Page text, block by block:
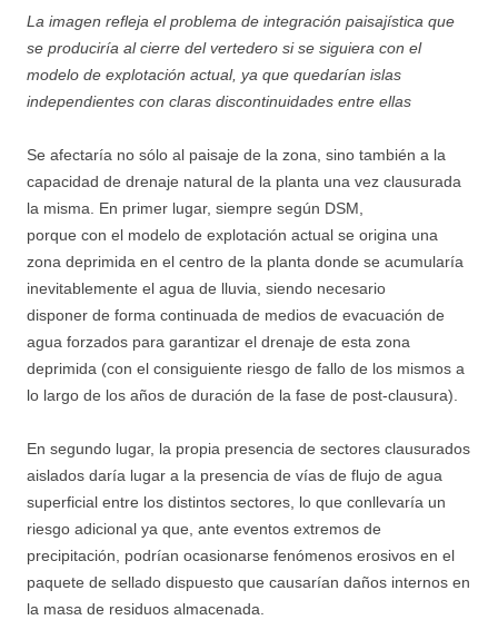
La imagen refleja el problema de integración paisajística que
se produciría al cierre del vertedero si se siguiera con el
modelo de explotación actual, ya que quedarían islas
independientes con claras discontinuidades entre ellas
Se afectaría no sólo al paisaje de la zona, sino también a la
capacidad de drenaje natural de la planta una vez clausurada
la misma. En primer lugar, siempre según DSM,
porque con el modelo de explotación actual se origina una
zona deprimida en el centro de la planta donde se acumularía
inevitablemente el agua de lluvia, siendo necesario
disponer de forma continuada de medios de evacuación de
agua forzados para garantizar el drenaje de esta zona
deprimida (con el consiguiente riesgo de fallo de los mismos a
lo largo de los años de duración de la fase de post-clausura).
En segundo lugar, la propia presencia de sectores clausurados
aislados daría lugar a la presencia de vías de flujo de agua
superficial entre los distintos sectores, lo que conllevaría un
riesgo adicional ya que, ante eventos extremos de
precipitación, podrían ocasionarse fenómenos erosivos en el
paquete de sellado dispuesto que causarían daños internos en
la masa de residuos almacenada.